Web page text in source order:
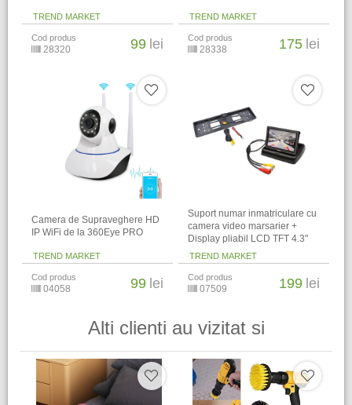
TREND MARKET
Cod produs
28320 99 lei
TREND MARKET
Cod produs
28338 175 lei
Camera de Supraveghere HD
IP WiFi de la 360Eye PRO
TREND MARKET
Cod produs
04058 99 lei
Suport numar inmatriculare cu
camera video marsarier +
Display pliabil LCD TFT 4.3"
TREND MARKET
Cod produs
07509 199 lei
Alti clienti au vizitat si